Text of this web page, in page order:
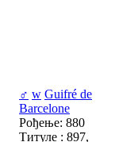
♂ w Guifré de
Barcelone
Рођење: 880
Титуле : 897,